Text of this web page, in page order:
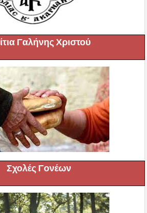
Γαλήνης Χριστού
Σχολές Γονέων